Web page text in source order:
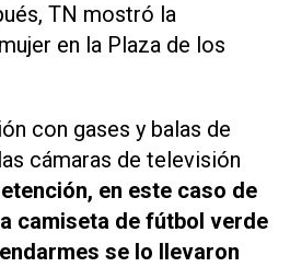
TN mostró la
en la Plaza de los
con gases y balas de
cámaras de televisión
en este caso de
camiseta de fútbol verde
se lo llevaron